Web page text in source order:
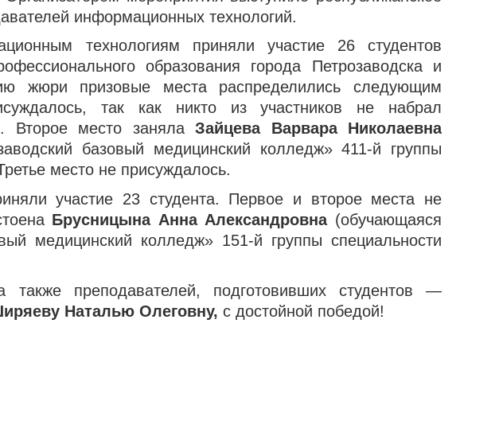
информационных технологий.
технологиям приняли участие 26 студентов
образования города Петрозаводска и
жюри призовые места распределились следующим
так как никто из участников не набрал
Второе место заняла Зайцева Варвара Николаевна
базовый медицинский колледж» 411-й группы
место не присуждалось.
участие 23 студента. Первое и второе места не
Брусницына Анна Александровна (обучающаяся
медицинский колледж» 151-й группы специальности
преподавателей, подготовивших студентов —
Наталью Олеговну, с достойной победой!